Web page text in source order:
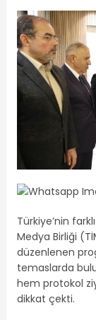
Türkiye’nin
Medya Birliği
düzenlenen
temaslarda
hem protokol
dikkat çekti.